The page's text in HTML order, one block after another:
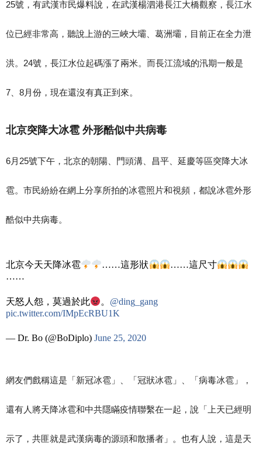
25號，有武漢市民爆料說，在武漢楊泗港長江大橋觀察，長江水
位已經非常高，聽說上游的三峽大壩、葛洲壩，目前正在全力泄
洪。24號，長江水位起碼漲了兩米。而長江流域的汛期一般是
7、8月份，現在還沒有真正到來。
北京突降大冰雹 外形酷似中共病毒
6月25號下午，北京的朝陽、門頭溝、昌平、延慶等區突降大冰
雹。市民紛紛在網上分享所拍的冰雹照片和視頻，都說冰雹外形
酷似中共病毒。
北京今天天降冰雹 ……這形狀
……這尺寸
……
天怒人怨，莫過於此 。 @ding_gang
pic.twitter.com/IMpEcRBU1K
— Dr. Bo (@BoDiplo) June 25, 2020
網友們戲稱這是「新冠冰雹」、「冠狀冰雹」、「病毒冰雹」，
還有人將天降冰雹和中共隱瞞疫情聯繫在一起，說「上天已經明
示了，共匪就是武漢病毒的源頭和散播者」。也有人說，這是天